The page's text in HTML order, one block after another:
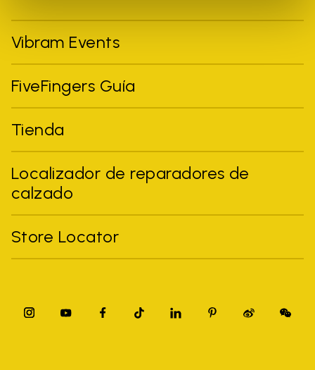
Vibram Events
FiveFingers Guía
Tienda
Localizador de reparadores de
calzado
Store Locator